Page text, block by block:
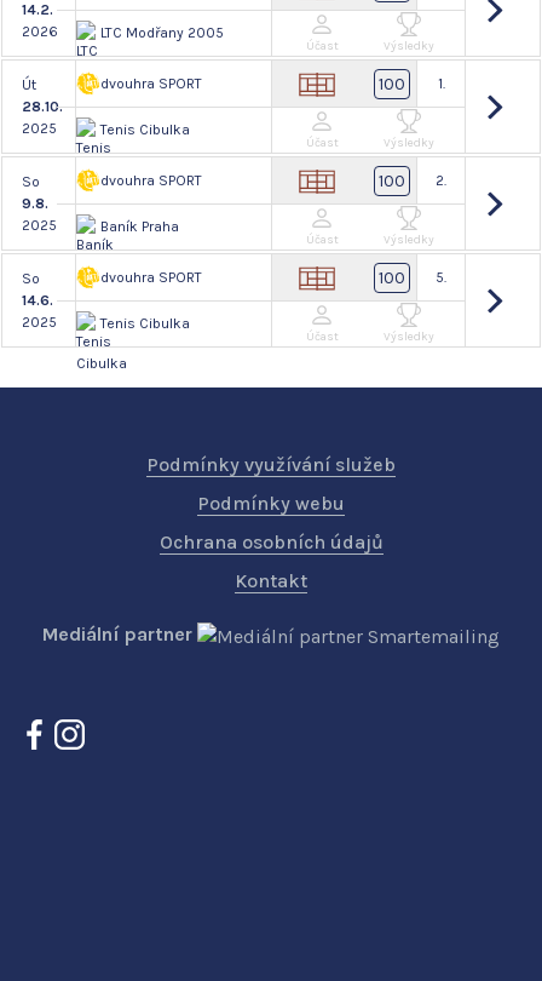
14.2.
2026
LTC Modřany 2005
Účast Výsledky
Út
28.10.
2025
dvouhra SPORT
Tenis Cibulka
100 1.
Účast Výsledky
So
9.8.
2025
dvouhra SPORT
Baník Praha
100 2.
Účast Výsledky
So
14.6.
2025
dvouhra SPORT
Tenis Cibulka
100 5.
Účast Výsledky
Podmínky využívání služeb
Podmínky webu
Ochrana osobních údajů
Kontakt
Mediální partner